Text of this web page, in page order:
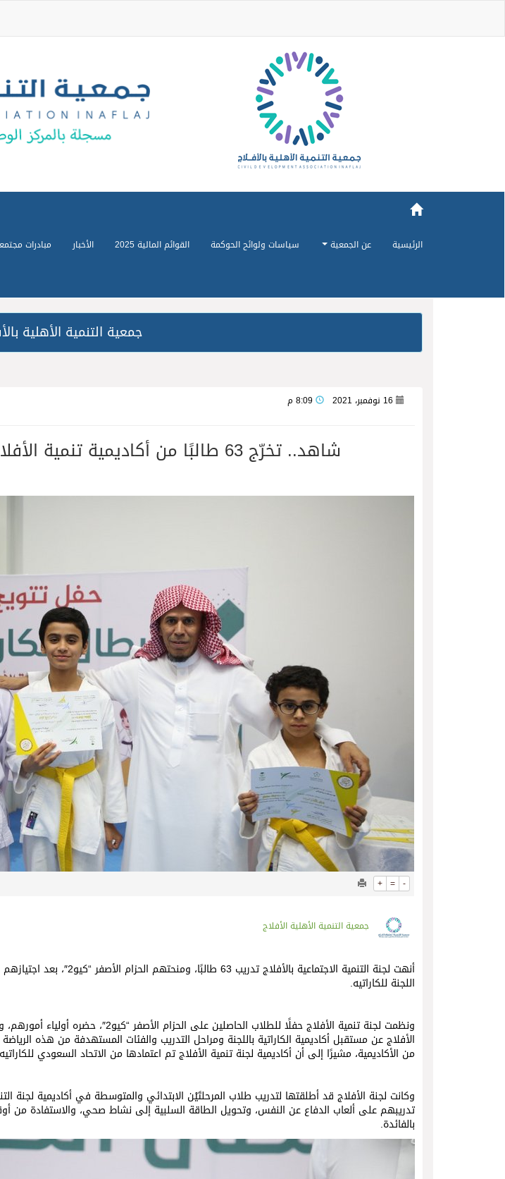
الرئيسية عن الجمعية سياسات ولوائح الحوكمة القوائم المالية 2025 الأخبار مبادرات
جمعية التنمية الأهلية
16 نوفمبر، 2021
شاهد.. تخرّج 63 طالبًا من أكاديمية تنمية الأفلاج للكاراتيه
+ = -
جمعية التنمية الأهلية الأفلاج
أنهت لجنة التنمية الاجتماعية بالأفلاج
اللجنة للكاراتيه.
ونظمت لجنة تنمية الأفلاج حفلًا للطلاب الحاصلين على
الأفلاج عن مستقبل أكاديمية الكاراتية باللجنة ومراحل التدريب والفئات المستهدفة من هذه
من الأكاديمية، مشيرًا إلى أن أكاديمية لجنة تنمية الأفلاج تم اعتمادها من الاتحاد السعودي
وكانت لجنة الأفلاج قد أطلقتها لتدريب طلاب المرحلتَيْن الابتدائي والمتوسطة في أكاديمية لجنة
تدريبهم على ألعاب الدفاع عن النفس، وتحويل الطاقة السلبية إلى نشاط صحي، والاستفادة من
بالفائدة.